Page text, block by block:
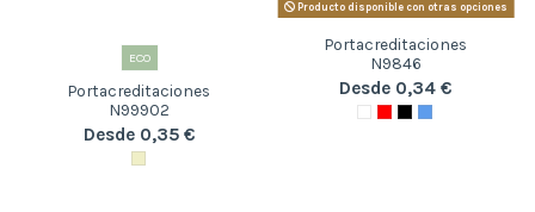
ECO
Portacreditaciones
N99902
Desde 0,35 €
Producto disponible con otras opciones
Portacreditaciones
N9846
Desde 0,34 €